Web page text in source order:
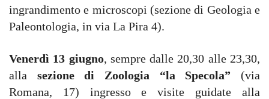
ingrandimento e microscopi (sezione di Geologia e
Paleontologia, in via La Pira 4).
Venerdì 13 giugno, sempre dalle 20,30 alle 23,30,
alla sezione di Zoologia “la Specola” (via
Romana, 17) ingresso e visite guidate alla